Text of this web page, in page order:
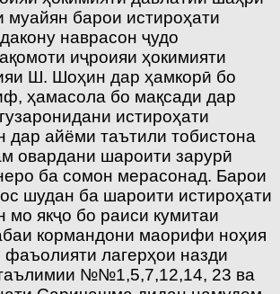
муайян барои истироҳати
наврасон ҷудо
иҷроияи ҳокимияти
Ш. Шоҳин дар ҳамкорӣ бо
ҳамасола бо мақсади дар
истироҳати
дар айёми таътили тобистона
овардани шароити зарурӣ
ба сомон мерасонад. Барои
шудан ба шароити истироҳати
мо якҷо бо раиси кумитаи
кормандони маорифи ноҳия
лагерҳои назди
№№1,5,7,12,14, 23 ва